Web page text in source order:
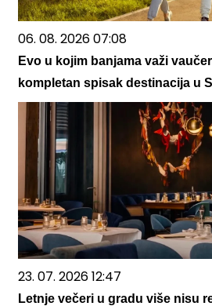
06. 08. 2026 07:08
Evo u kojim banjama važi
kompletan spisak destinacija u
23. 07. 2026 12:47
Letnje večeri u gradu više nisu